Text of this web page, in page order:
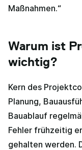
Maßnahmen.“
Warum ist
wichtig?
Kern des
Planung,
Bauablauf
Fehler frühzeitig
gehalten werden.